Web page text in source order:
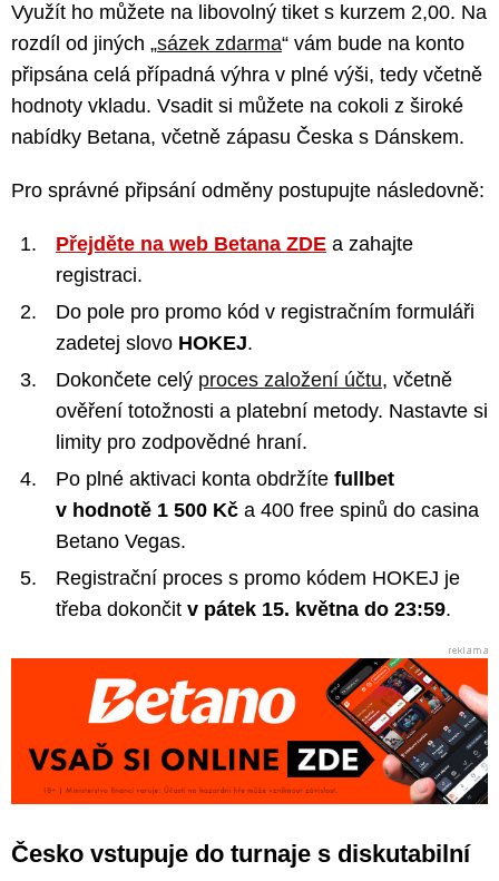
Využít ho můžete na libovolný tiket s kurzem 2,00. Na
rozdíl od jiných „sázek zdarma“ vám bude na konto
připsána celá případná výhra v plné výši, tedy včetně
hodnoty vkladu. Vsadit si můžete na cokoli z široké
nabídky Betana, včetně zápasu Česka s Dánskem.
Pro správné připsání odměny postupujte následovně:
Přejděte na web Betana ZDE a zahajte
registraci.
Do pole pro promo kód v registračním formuláři
zadetej slovo HOKEJ.
Dokončete celý proces založení účtu, včetně
ověření totožnosti a platební metody. Nastavte si
limity pro zodpovědné hraní.
Po plné aktivaci konta obdržíte fullbet
v hodnotě 1 500 Kč a 400 free spinů do casina
Betano Vegas.
Registrační proces s promo kódem HOKEJ je
třeba dokončit v pátek 15. května do 23:59.
Česko vstupuje do turnaje s diskutabilní